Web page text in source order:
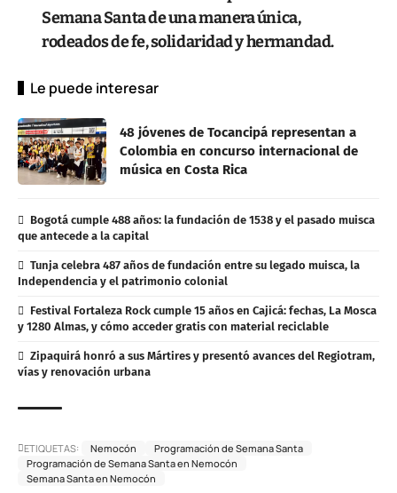
Semana Santa de una manera única,
rodeados de fe, solidaridad y hermandad.
Le puede interesar
48 jóvenes de Tocancipá representan a
Colombia en concurso internacional de
música en Costa Rica
Bogotá cumple 488 años: la fundación de 1538 y el pasado muisca
que antecede a la capital
Tunja celebra 487 años de fundación entre su legado muisca, la
Independencia y el patrimonio colonial
Festival Fortaleza Rock cumple 15 años en Cajicá: fechas, La Mosca
y 1280 Almas, y cómo acceder gratis con material reciclable
Zipaquirá honró a sus Mártires y presentó avances del Regiotram,
vías y renovación urbana
ETIQUETAS: Nemocón
Programación de Semana Santa
Programación de Semana Santa en Nemocón
Semana Santa en Nemocón